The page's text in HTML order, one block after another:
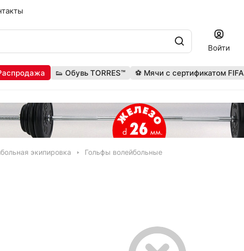
Войти
👟 Обувь TORRES™ ⚽ Мячи с сертификатом FIFA
экипировка Гольфы волейбольные